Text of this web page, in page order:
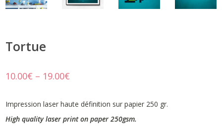
Tortue
10.00€ – 19.00€
Impression laser haute définition sur papier 250 gr.
High quality laser print on paper 250gsm.